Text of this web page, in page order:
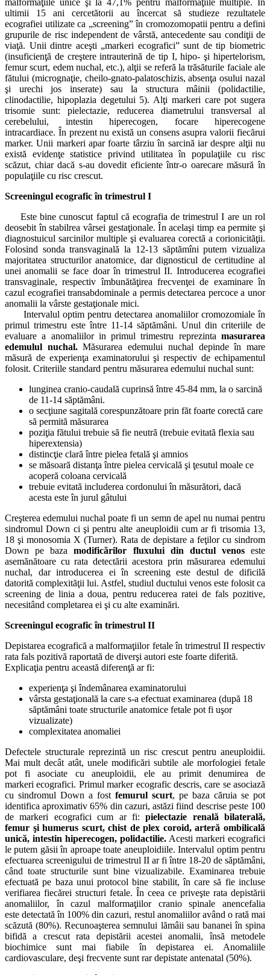
malformaţiile unice şi la 47,1% pentru malformaţiile multiple. În
ultimii 15 ani cercetătorii au încercat să studieze rezultatele
ecografiei utilizate ca „screening” în cromozomopatii pentru a defini
grupurile de risc independent de vârstă, antecedente sau condiţii de
viaţă. Unii dintre aceşti „markeri ecografici” sunt de tip biometric
(insuficienţă de creştere intrauterină de tip I, hipo- şi hipertelorism,
femur scurt, edem nuchal, etc.), alţii se referă la trăsăturile faciale ale
fătului (micrognaţie, cheilo-gnato-palatoschizis, absenţa osului nazal
şi urechi jos inserate) sau la structura mâinii (polidactilie,
clinodactilie, hipoplazia degetului 5). Alţi markeri care pot sugera
trisomie sunt: pielectazie, reducerea diametrului transversal al
cerebelului, intestin hiperecogen, focare hiperecogene
intracardiace. În prezent nu există un consens asupra valorii fiecărui
marker. Unii markeri apar foarte târziu în sarcină iar despre alţii nu
există evidenţe statistice privind utilitatea în populaţiile cu risc
scăzut, chiar dacă s-au dovedit eficiente într-o oarecare măsură în
populaţiile cu risc crescut.
Screeningul ecografic în trimestrul I
Este bine cunoscut faptul că ecografia de trimestrul I are un rol
deosebit în stabilrea vârsei gestaţionale. În acelaşi timp ea permite şi
diagnostuicul sarcinilor multiple şi evaluarea corectă a corionicităţii.
Folosind sonda transvaginală la 12-13 săptămîni putem vizualiza
majoritatea structurilor anatomice, dar dignosticul de certitudine al
unei anomalii se face doar în trimestrul II. Introducerea ecografiei
transvaginale, respectiv îmbunătăţirea frecvenţei de examinare în
cazul ecografiei transabdominale a permis detectarea percoce a unor
anomalii la vârste gestaţionale mici.
Intervalul optim pentru detectarea anomaliilor cromozomiale în
primul trimestru este între 11-14 săptămâni. Unul din criteriile de
evaluare a anomaliilor in primul trimestru reprezinta masurarea
edemulul nuchal.Măsurarea edemului nuchal depinde în mare
măsură de experienţa examinatorului şi respectiv de echipamentul
folosit. Criteriile standard pentru măsurarea edemului nuchal sunt:
lunginea cranio-caudală cuprinsă între 45-84 mm, la o sarcină
de 11-14 săptămâni.
o secţiune sagitală corespunzătoare prin făt foarte corectă care
să permită măsurarea
poziţia fătului trebuie să fie neutră (trebuie evitată flexia sau
hiperextensia)
distincţie clară între pielea fetală şi amnios
se măsoară distanţa între pielea cervicală şi ţesutul moale ce
acoperă coloana cervicală
trebuie evitată includerea cordonului în măsurători, dacă
acesta este în jurul gâtului
Creşterea edemului nuchal poate fi un semn de apel nu numai pentru
sindromul Down ci şi pentru alte aneuploidii cum ar fi trisomia 13,
18 şi monosomia X (Turner). Rata de depistare a feţilor cu sindrom
Down pe bazamodificărilor fluxului din ductul venoseste
asemănătoare cu rata detectării acestora prin măsurarea edemului
nuchal, dar introducerea ei în screening este destul de dificilă
datorită complexităţii lui. Astfel, studiul ductului venos este folosit ca
screening de linia a doua, pentru reducerea ratei de fals pozitive,
necesitând completarea ei şi cu alte examinări.
Screeningul ecografic în trimestrul II
Depistarea ecografică a malformaţiilor fetale în trimestrul II respectiv
rata fals pozitivă raportată de diverşi autori este foarte diferită.
Explicaţia pentru această diferenţă ar fi:
experienţa şi îndemânarea examinatorului
vârsta gestaţională la care s-a efectuat examinarea (după 18
săptămâni toate structurile anatomice fetale pot fi uşor
vizualizate)
complexitatea anomaliei
Defectele structurale reprezintă un risc crescut pentru aneuploidii.
Mai mult decât atât, unele modificări subtile ale morfologiei fetale
pot fi asociate cu aneuploidii, ele au primit denumirea de
markeri ecografici. Primul marker ecografic descris, care se asociază
cu sindromul Down a fost femurul scurt, pe baza căruia se pot
identifica aproximativ 65% din cazuri, astăzi fiind descrise peste 100
de markeri ecografici cum ar fi:pielectazie renală bilaterală,
femur şi humerus scurt, chist de plex coroid, arteră ombilicală
unică, intestin hiperecogen, polidactilie. Acesti markeri ecografici
le putem găsii în aproape toate aneuploidiile.Intervalul optim pentru
efectuarea screenigului de trimestrul II ar fi între 18-20 de săptămâni,
când toate structurile sunt bine vizualizabile. Examinarea trebuie
efectuată pe baza unui protocol bine stabilit, în care să fie incluse
verifiarea fiecărei structuri fetale. În ceea ce priveşte rata depistării
anomaliilor, în cazul malformaţiilor cranio spinale anencefalia
este detectată în 100% din cazuri, restul anomaliilor având o rată mai
scăzută (80%). Recunoaşterea semnului lămâii sau bananei în spina
bifidă a crescut rata depistării acestei anomalii, însă metodele
biochimice sunt mai fiabile în depistarea ei. Anomaliile
cardiovasculare, deşi frecvente sunt rar depistate antenatal (50%).